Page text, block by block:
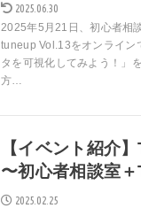
2025.06.30
2025年5月21日、初心者相
tuneup Vol.13をオンライン
タを可視化してみよう！」
方…
【イベント紹介
〜初心者相談室
2025.02.25